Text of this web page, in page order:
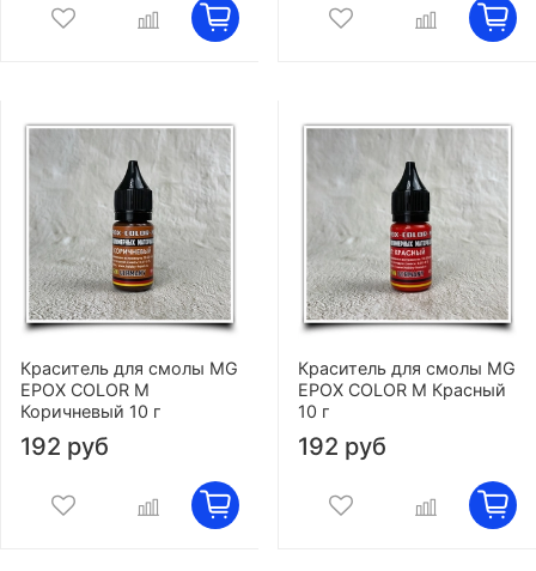
Краситель для смолы MG
EPOX COLOR M
Коричневый 10 г
192 руб
Краситель для смолы MG
EPOX COLOR M Красный
10 г
192 руб